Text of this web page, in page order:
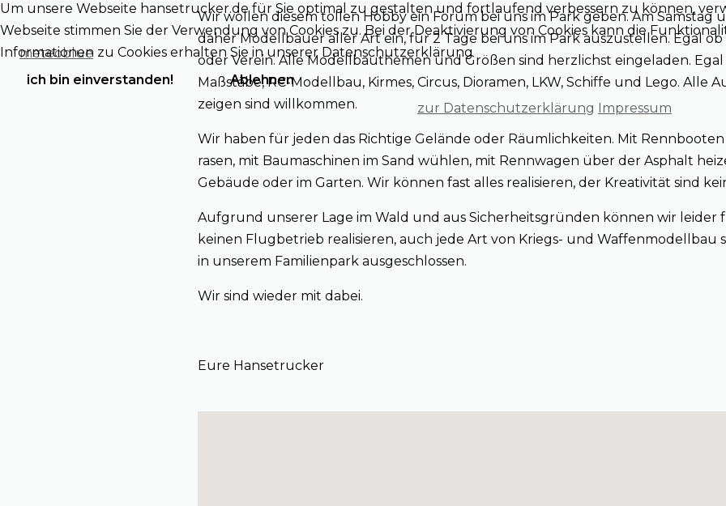
meteoblue
Wir wollen diesem tollen Hobby ein Forum bei uns im Park geben. Am Samstag
daher Modellbauer aller Art ein, für 2 Tage bei uns im Park auszustellen. Egal ob
oder Verein. Alle Modellbauthemen und Größen sind herzlichst eingeladen.
Maßstäbe, RC-Modellbau, Kirmes, Circus, Dioramen, LKW, Schiffe und Lego. Alle
zeigen sind willkommen.
Wir haben für jeden das Richtige Gelände oder Räumlichkeiten. Mit
rasen, mit Baumaschinen im Sand wühlen, mit Rennwagen über der Asphalt
Gebäude oder im Garten. Wir können fast alles realisieren, der Kreativität sind
Aufgrund unserer Lage im Wald und aus Sicherheitsgründen können wir leider
keinen Flugbetrieb realisieren, auch jede Art von Kriegs- und Waffenmodellbau
in unserem Familienpark ausgeschlossen.
Wir sind wieder mit dabei.
Eure Hansetrucker
Um unsere Webseite hansetrucker.de für Sie optimal zu gestalten und fortlaufend verbessern zu können,
Webseite stimmen Sie der Verwendung von Cookies zu. Bei der Deaktivierung von Cookies kann die
Informationen zu Cookies erhalten Sie in unserer Datenschutzerklärung
ich bin einverstanden!
Ablehnen
zur Datenschutzerklärung Impressum